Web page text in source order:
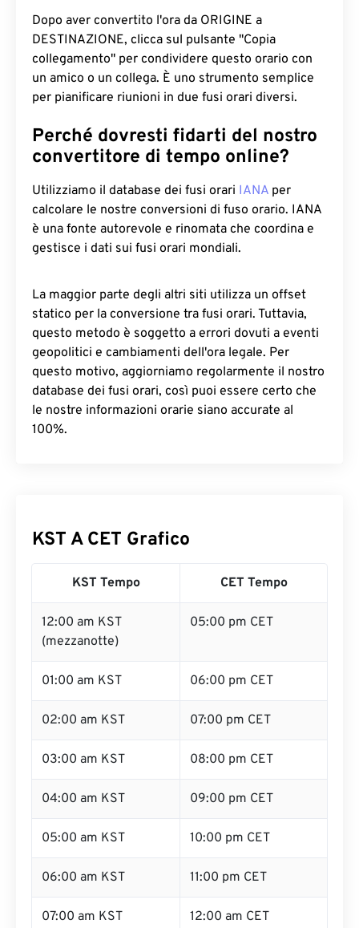
Dopo aver convertito l'ora da ORIGINE a
DESTINAZIONE, clicca sul pulsante "Copia
collegamento" per condividere questo orario con
un amico o un collega. È uno strumento semplice
per pianificare riunioni in due fusi orari diversi.
Perché dovresti fidarti del nostro
convertitore di tempo online?
Utilizziamo il database dei fusi orari IANA per
calcolare le nostre conversioni di fuso orario. IANA
è una fonte autorevole e rinomata che coordina e
gestisce i dati sui fusi orari mondiali.
La maggior parte degli altri siti utilizza un offset
statico per la conversione tra fusi orari. Tuttavia,
questo metodo è soggetto a errori dovuti a eventi
geopolitici e cambiamenti dell'ora legale. Per
questo motivo, aggiorniamo regolarmente il nostro
database dei fusi orari, così puoi essere certo che
le nostre informazioni orarie siano accurate al
100%.
KST A CET Grafico
KST Tempo CET Tempo
12:00 am KST
(mezzanotte)
05:00 pm CET
01:00 am KST 06:00 pm CET
02:00 am KST 07:00 pm CET
03:00 am KST 08:00 pm CET
04:00 am KST 09:00 pm CET
05:00 am KST 10:00 pm CET
06:00 am KST 11:00 pm CET
07:00 am KST 12:00 am CET